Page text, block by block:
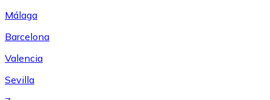
Málaga
Barcelona
Valencia
Sevilla